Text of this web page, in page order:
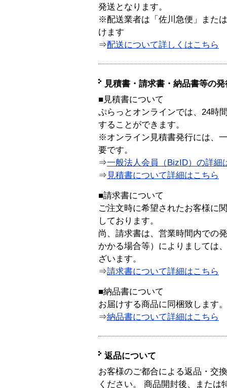
発送となります。
※配送業者は「佐川急便」また
けます
⇒配送について詳しくはこちら
見積書・請求書・納品書等の
■見積書について
ぷらっとオンラインでは、24時
することができます。
※オンライン見積書発行には、
要です。
⇒一般法人会員（BizID）の詳細
⇒ 見積書について詳細はこちら
■請求書について
ご注文時に希望されたお客様に
しております。
尚、請求書は、営業時間内での
かかる場合等）によりましては
ざいます。
⇒請求書について詳細はこちら
■納品書について
お届けする商品に同梱致します。
⇒納品書について詳細はこちら
返品について
お客様のご都合による返品・交
ください。 商品開封後、または